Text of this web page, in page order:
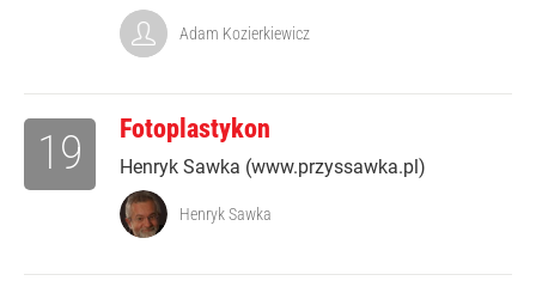
Adam Kozierkiewicz
Fotoplastykon
Henryk Sawka (www.przyssawka.pl)
19
Henryk Sawka